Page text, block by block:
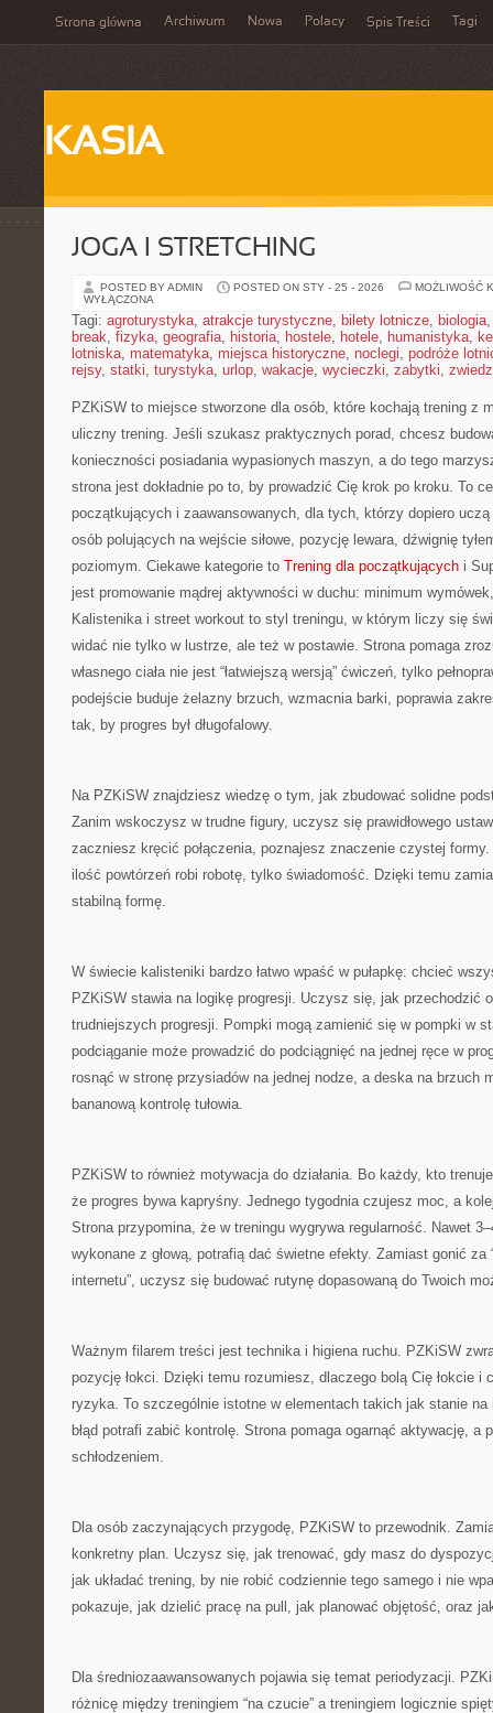
Strona główna Archiwum Nowa Polacy Spis Treści Tagi
KASIA
JOGA I STRETCHING
POSTED BY ADMIN POSTED ON STY - 25 - 2026
MOŻLIWOŚĆ
WYŁĄCZONA
Tagi: agroturystyka, atrakcje turystyczne, bilety lotnicze, biologia
break, fizyka, geografia, historia, hostele, hotele, humanistyka,
lotniska, matematyka, miejsca historyczne, noclegi, podróże
rejsy, statki, turystyka, urlop, wakacje, wycieczki, zabytki,
PZKiSW to miejsce stworzone dla osób, które kochają trening z
uliczny trening. Jeśli szukasz praktycznych porad, chcesz
konieczności posiadania wypasionych maszyn, a do tego
strona jest dokładnie po to, by prowadzić Cię krok po kroku. To
początkujących i zaawansowanych, dla tych, którzy dopiero
osób polujących na wejście siłowe, pozycję lewara, dźwignię
poziomym. Ciekawe kategorie to Trening dla początkujących i
jest promowanie mądrej aktywności w duchu: minimum
Kalistenika i street workout to styl treningu, w którym liczy się
widać nie tylko w lustrze, ale też w postawie. Strona pomaga
własnego ciała nie jest “łatwiejszą wersją” ćwiczeń, tylko
podejście buduje żelazny brzuch, wzmacnia barki, poprawia
tak, by progres był długofalowy.
Na PZKiSW znajdziesz wiedzę o tym, jak zbudować solidne
Zanim wskoczysz w trudne figury, uczysz się prawidłowego
zaczniesz kręcić połączenia, poznajesz znaczenie czystej
ilość powtórzeń robi robotę, tylko świadomość. Dzięki temu
stabilną formę.
W świecie kalisteniki bardzo łatwo wpaść w pułapkę: chcieć
PZKiSW stawia na logikę progresji. Uczysz się, jak przechodzić
trudniejszych progresji. Pompki mogą zamienić się w pompki w
podciąganie może prowadzić do podciągnięć na jednej ręce w
rosnąć w stronę przysiadów na jednej nodze, a deska na brzuch
bananową kontrolę tułowia.
PZKiSW to również motywacja do działania. Bo każdy, kto
że progres bywa kapryśny. Jednego tygodnia czujesz moc, a
Strona przypomina, że w treningu wygrywa regularność. Nawet
wykonane z głową, potrafią dać świetne efekty. Zamiast gonić za
internetu”, uczysz się budować rutynę dopasowaną do Twoich
Ważnym filarem treści jest technika i higiena ruchu. PZKiSW
pozycję łokci. Dzięki temu rozumiesz, dlaczego bolą Cię łokcie i
ryzyka. To szczególnie istotne w elementach takich jak stanie na
błąd potrafi zabić kontrolę. Strona pomaga ogarnąć aktywację, a
schłodzeniem.
Dla osób zaczynających przygodę, PZKiSW to przewodnik.
konkretny plan. Uczysz się, jak trenować, gdy masz do
jak układać trening, by nie robić codziennie tego samego i nie
pokazuje, jak dzielić pracę na pull, jak planować objętość, oraz
Dla średniozaawansowanych pojawia się temat periodyzacji.
różnicę między treningiem “na czucie” a treningiem logicznie